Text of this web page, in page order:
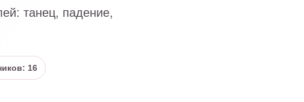
танец, падение,
16